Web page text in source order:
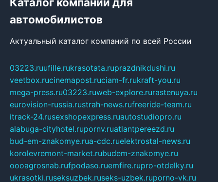
автомобилистов
Актуальный каталог компаний по всей России
03223.ruufille.rukrasotata.ruprazdnikdushi.ru
veetbox.rucinemapost.ruciam-fr.rukraft-you.ru
mega-press.ru03223.ruweb-explore.rurastenuya.ru
eurovision-russia.rustrah-news.rufreeride-team.ru
itrack-24.rusexshopexpress.ruautostudiopro.ru
alabuga-cityhotel.rupornv.ruatlantpereezd.ru
bud-em-znakomye.rua-cdc.ruelektrostal-news.ru
korolevremont-market.rubudem-znakomye.ru
oooagrosnab.rufpodaso.ruemfire.rupro-otdelky.ru
ukrasotki.ruseksuzbek.ruseks-uzbek.ruporno-vk.ru